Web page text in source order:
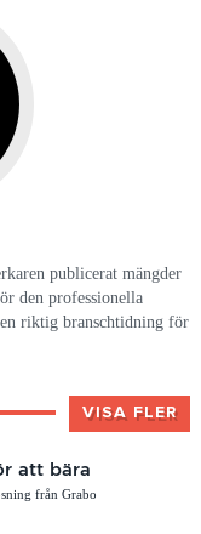
publicerat mängder
den professionella
riktig branschtidning för
VISA FLER
att bära
från Grabo